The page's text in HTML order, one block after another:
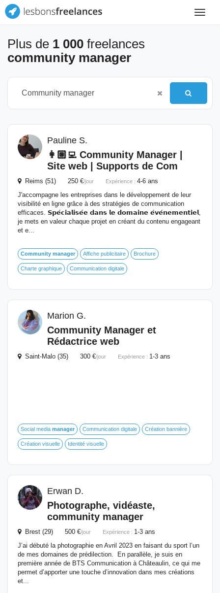
Toggle
Plus de 1 000 freelances
community manager
Pauline S.
👩🏼‍💻 Community Manager
Site web | Supports de Com
Reims (51) 250 €/jour Expérience : 4-6 ans
J'accompagne les entreprises dans le développement de leur
visibilité en ligne grâce à des stratégies de communication
efficaces. 𝗦𝗽𝗲́𝗰𝗶𝗮𝗹𝗶𝘀𝗲́𝗲 𝗱𝗮𝗻𝘀 𝗹𝗲 𝗱𝗼𝗺𝗮𝗶𝗻𝗲 𝗲́𝘃𝗲́𝗻𝗲𝗺𝗲𝗻𝘁𝗶𝗲𝗹,
je mets en valeur chaque projet en créant du contenu engageant
et e...
Community manager Affiche publicitaire Brochure
Charte graphique Communication digitale
Marion G.
Community Manager et
Rédactrice web
Saint-Malo (35) 300 €/jour Expérience : 1-3 ans
Social media manager Communication digitale Création bannière
Création visuelle Identité visuelle
Erwan D.
Photographe, vidéaste,
community manager
Brest (29) 500 €/jour Expérience : 1-3 ans
J’ai débuté la photographie en Avril 2023 en faisant du sport l’un
de mes domaines de prédilection. En parallèle, je suis en
première année de BTS Communication à Châteaulin, ce qui me
permet d’apporter une touche d’innovation dans mes créations
et...